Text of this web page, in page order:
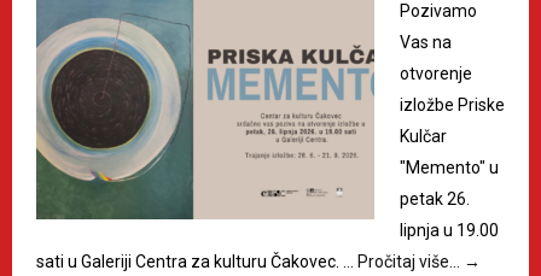
Pozivamo
Vas na
otvorenje
izložbe Priske
Kulčar
"Memento" u
petak 26.
lipnja u 19.00
sati u Galeriji Centra za kulturu Čakovec. … Pročitaj više… →